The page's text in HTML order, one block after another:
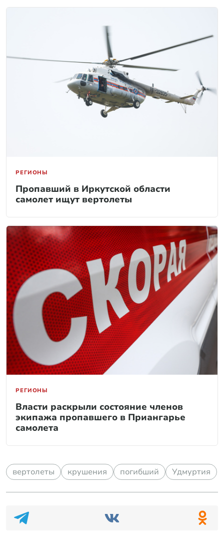
РЕГИОНЫ
Пропавший в Иркутской области
самолет ищут вертолеты
РЕГИОНЫ
Власти раскрыли состояние членов
экипажа пропавшего в Приангарье
самолета
вертолеты крушения погибший Удмуртия